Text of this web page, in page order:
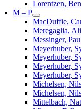
Lorentzen, Ben
M – P
MacDuffie,
Meregaglia,
Messinger, Paul
Meyerhuber,
Meyerhuber,
Meyerhuber,
Meyerhuber,
Michelsen,
Michelsen,
Mittelbach,